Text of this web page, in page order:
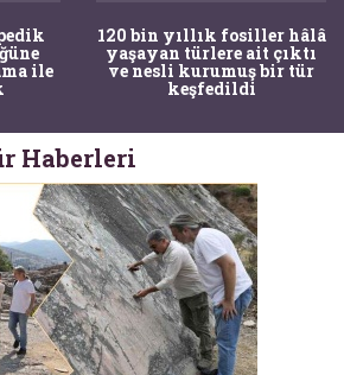
ile
120 bin yıllık fosiller hâlâ
yaşayan türlere ait çıktı
ve nesli kurumuş bir tür
keşfedildi
Haberleri